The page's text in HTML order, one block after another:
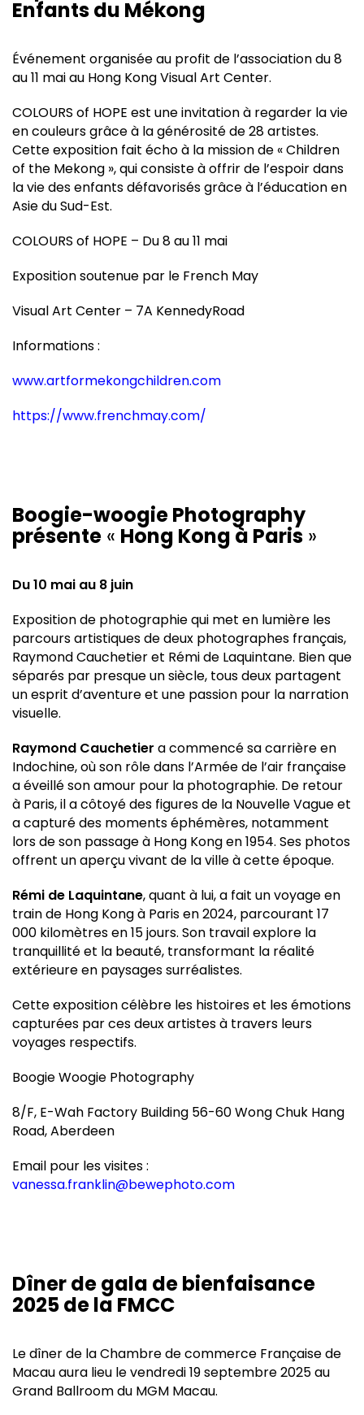
Enfants du Mékong
Événement organisée au profit de l’association du 8
au 11 mai au Hong Kong Visual Art Center.
COLOURS of HOPE est une invitation à regarder la vie
en couleurs grâce à la générosité de 28 artistes.
Cette exposition fait écho à la mission de « Children
of the Mekong », qui consiste à offrir de l’espoir dans
la vie des enfants défavorisés grâce à l’éducation en
Asie du Sud-Est.
COLOURS of HOPE – Du 8 au 11 mai
Exposition soutenue par le French May
Visual Art Center – 7A KennedyRoad
Informations :
www.artformekongchildren.com
https://www.frenchmay.com/
Boogie-woogie Photography
présente « Hong Kong à Paris »
Du 10 mai au 8 juin
Exposition de photographie qui met en lumière les
parcours artistiques de deux photographes français,
Raymond Cauchetier et Rémi de Laquintane. Bien que
séparés par presque un siècle, tous deux partagent
un esprit d’aventure et une passion pour la narration
visuelle.
Raymond Cauchetier a commencé sa carrière en
Indochine, où son rôle dans l’Armée de l’air française
a éveillé son amour pour la photographie. De retour
à Paris, il a côtoyé des figures de la Nouvelle Vague et
a capturé des moments éphémères, notamment
lors de son passage à Hong Kong en 1954. Ses photos
offrent un aperçu vivant de la ville à cette époque.
Rémi de Laquintane, quant à lui, a fait un voyage en
train de Hong Kong à Paris en 2024, parcourant 17
000 kilomètres en 15 jours. Son travail explore la
tranquillité et la beauté, transformant la réalité
extérieure en paysages surréalistes.
Cette exposition célèbre les histoires et les émotions
capturées par ces deux artistes à travers leurs
voyages respectifs.
Boogie Woogie Photography
8/F, E-Wah Factory Building 56-60 Wong Chuk Hang
Road, Aberdeen
Email pour les visites :
vanessa.franklin@bewephoto.com
Dîner de gala de bienfaisance
2025 de la FMCC
Le dîner de la Chambre de commerce Française de
Macau aura lieu le vendredi 19 septembre 2025 au
Grand Ballroom du MGM Macau.